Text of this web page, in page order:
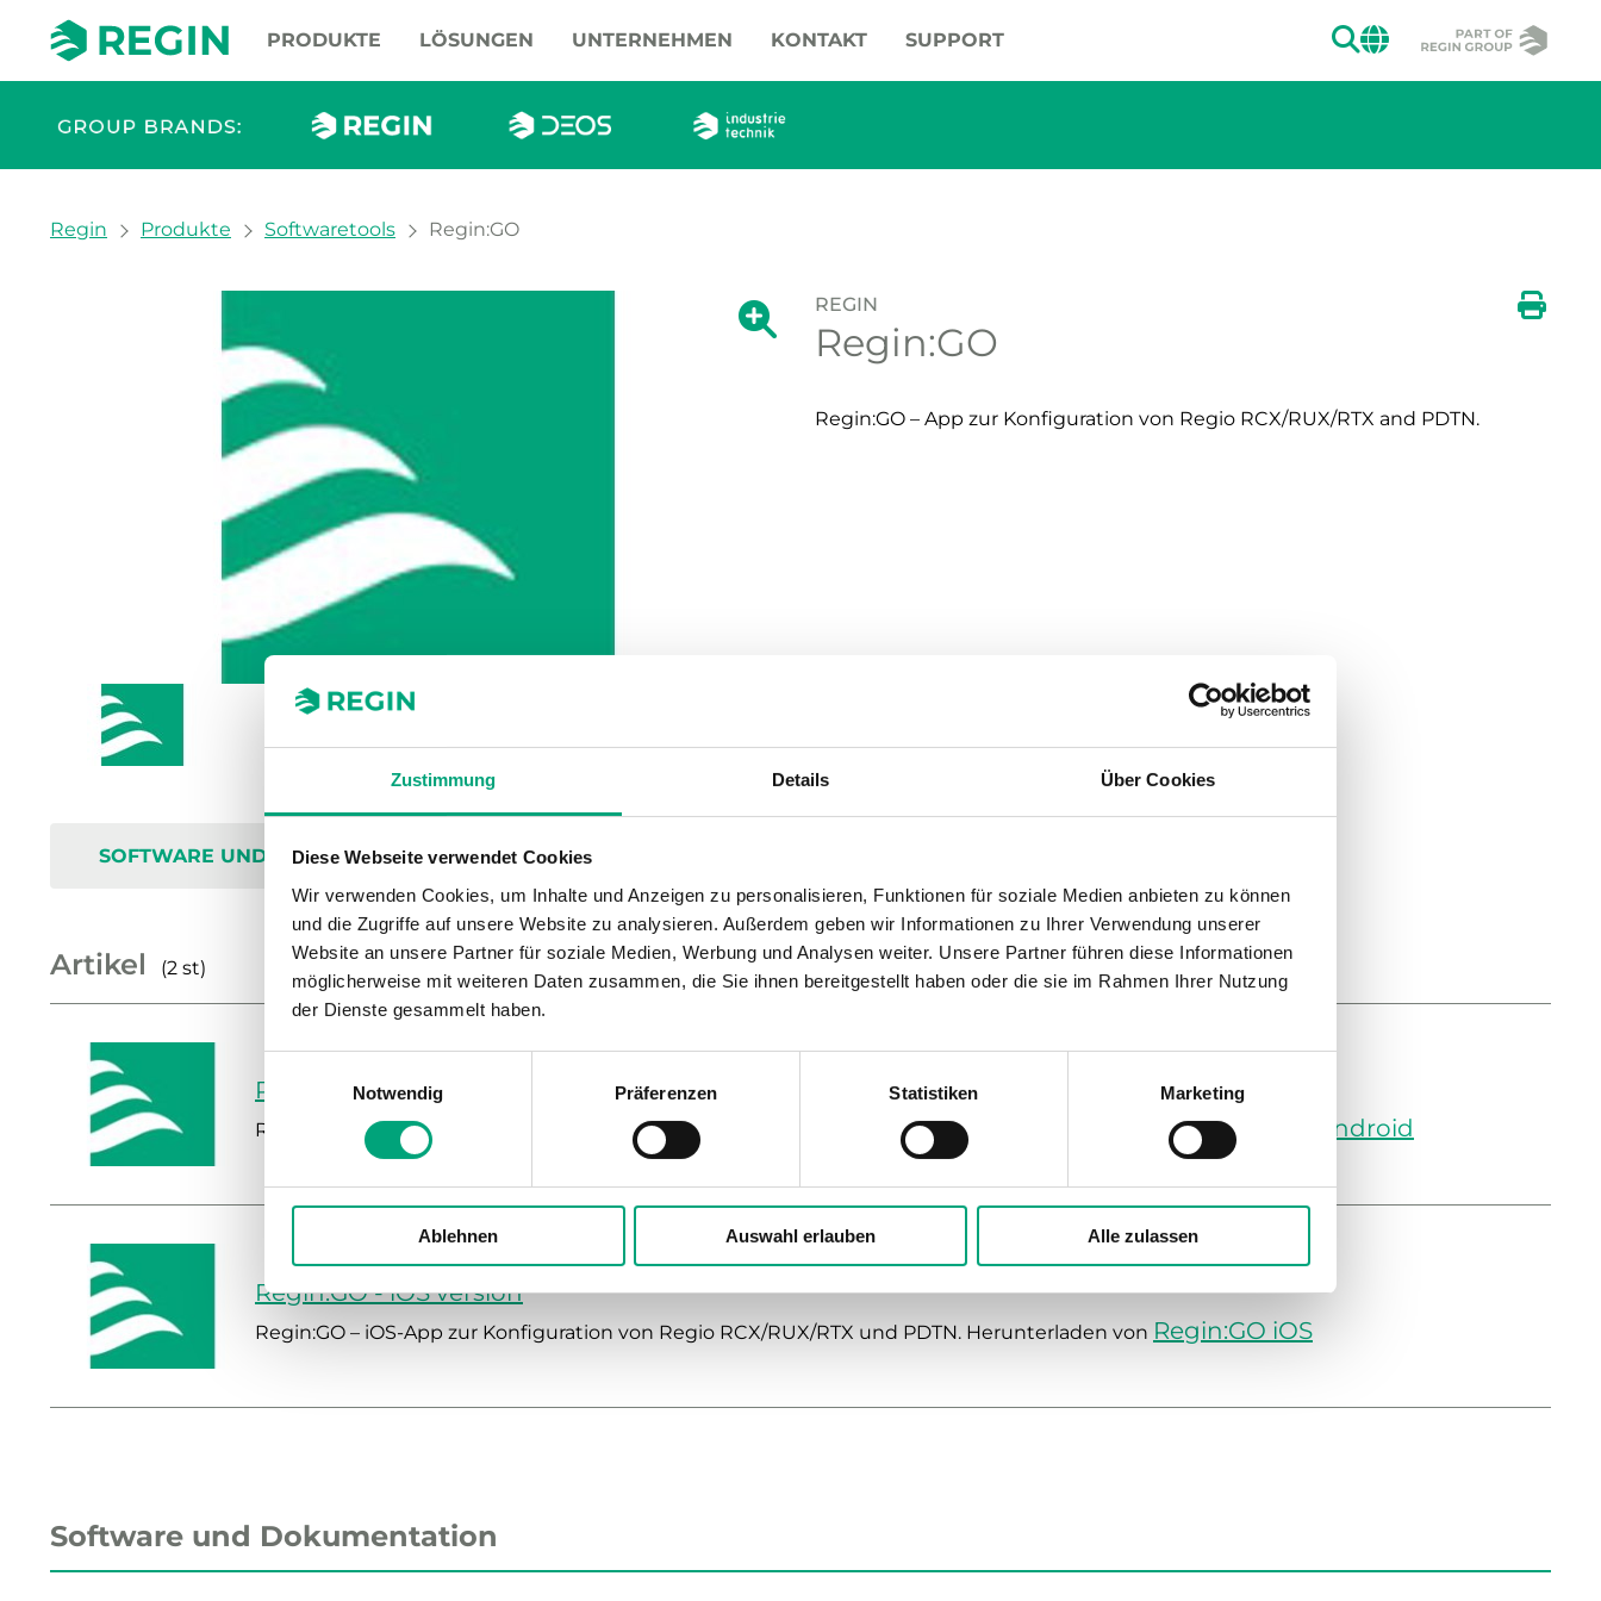
Zustimmung Details Über Cookies
Diese Webseite verwendet Cookies
Wir verwenden Cookies, um Inhalte und Anzeigen zu personalisieren, Funktionen für soziale Medien anbieten zu können
und die Zugriffe auf unsere Website zu analysieren. Außerdem geben wir Informationen zu Ihrer Verwendung unserer
Website an unsere Partner für soziale Medien, Werbung und Analysen weiter. Unsere Partner führen diese Informationen
möglicherweise mit weiteren Daten zusammen, die Sie ihnen bereitgestellt haben oder die sie im Rahmen Ihrer Nutzung
der Dienste gesammelt haben.
Notwendig
Präferenzen Statistiken Marketing
Ablehnen Auswahl erlauben Alle zulassen
PRODUKTE LÖSUNGEN UNTERNEHMEN KONTAKT SUPPORT SUCHEN
CHANGE
You are here:
Regin Produkte Softwaretools Regin:GO
Zeige große Version des Bildes.
Zeige große Version des Bildes.
REGIN
Regin:GO
Regin:GO – App zur Konfiguration von Regio RCX/RUX/RTX and PDTN.
SOFTWARE UND DOKUMENTATION
Artikel (2 st)
Regin:GO - Android version
Regin:GO – Android-App zur Konfiguration von Regio RCX/RUX/RTX und PDTN. Herunterladen vonRegin:GO Android
Regin:GO - iOS version
Regin:GO – iOS-App zur Konfiguration von Regio RCX/RUX/RTX und PDTN. Herunterladen von Regin:GO iOS
Software und Dokumentation